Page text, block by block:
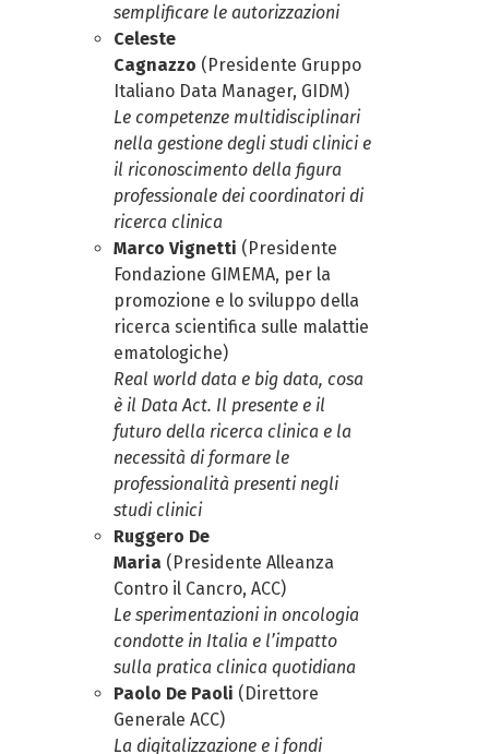
semplificare le autorizzazioni
Celeste
Cagnazzo (Presidente Gruppo
Italiano Data Manager, GIDM)
Le competenze multidisciplinari
nella gestione degli studi clinici e
il riconoscimento della figura
professionale deicoordinatori di
ricerca clinica
Marco Vignetti (Presidente
Fondazione GIMEMA, per la
promozione e lo sviluppo della
ricerca scientifica sulle malattie
ematologiche)
Real world data e big data, cosa
è il Data Act. Il presente e il
futuro della ricerca clinica e la
necessità di formare le
professionalità presenti negli
studi clinici
Ruggero De
Maria (Presidente Alleanza
Contro il Cancro, ACC)
Le sperimentazioniin oncologia
condotte in Italia e l’impatto
sulla pratica clinica quotidiana
Paolo De Paoli (Direttore
Generale ACC)
La digitalizzazione e i fondi